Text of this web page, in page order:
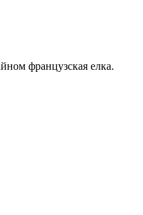
французская елка.